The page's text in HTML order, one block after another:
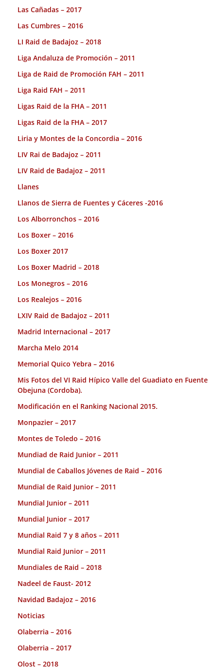
Las Cañadas – 2017
Las Cumbres – 2016
LI Raid de Badajoz – 2018
Liga Andaluza de Promoción – 2011
Liga de Raid de Promoción FAH – 2011
Liga Raid FAH – 2011
Ligas Raid de la FHA – 2011
Ligas Raid de la FHA – 2017
Liria y Montes de la Concordia – 2016
LIV Rai de Badajoz – 2011
LIV Raid de Badajoz – 2011
Llanes
Llanos de Sierra de Fuentes y Cáceres -2016
Los Alborronchos – 2016
Los Boxer – 2016
Los Boxer 2017
Los Boxer Madrid – 2018
Los Monegros – 2016
Los Realejos – 2016
LXIV Raid de Badajoz – 2011
Madrid Internacional – 2017
Marcha Melo 2014
Memorial Quico Yebra – 2016
Mis Fotos del VI Raid Hípico Valle del Guadiato en Fuente
Obejuna (Cordoba).
Modificación en el Ranking Nacional 2015.
Monpazier – 2017
Montes de Toledo – 2016
Mundiad de Raid Junior – 2011
Mundial de Caballos Jóvenes de Raid – 2016
Mundial de Raid Junior – 2011
Mundial Junior – 2011
Mundial Junior – 2017
Mundial Raid 7 y 8 años – 2011
Mundial Raid Junior – 2011
Mundiales de Raid – 2018
Nadeel de Faust- 2012
Navidad Badajoz – 2016
Noticias
Olaberria – 2016
Olaberria – 2017
Olost – 2018